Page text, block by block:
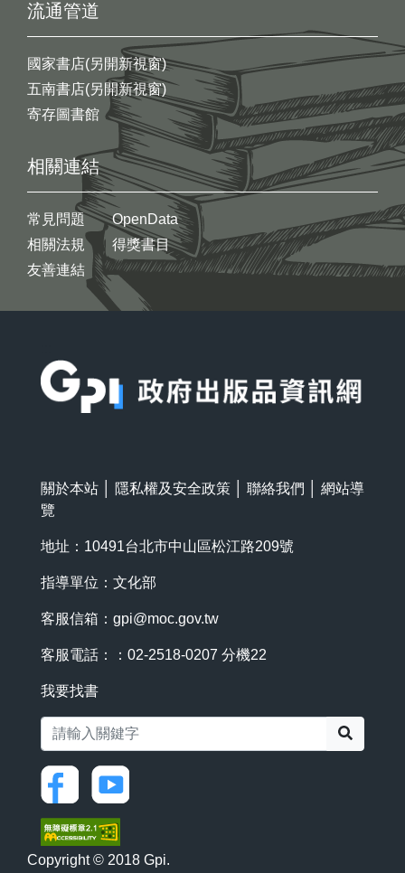
流通管道
國家書店(另開新視窗)
五南書店(另開新視窗)
寄存圖書館
相關連結
常見問題
相關法規
友善連結
OpenData
得獎書目
關於本站 隱私權及安全政策 聯絡我們
網站導
覽
地址：10491台北市中山區松江路209號
指導單位：文化部
客服信箱： gpi@moc.gov.tw
客服電話：：02-2518-0207 分機22
我要找書
Copyright © 2018 Gpi.